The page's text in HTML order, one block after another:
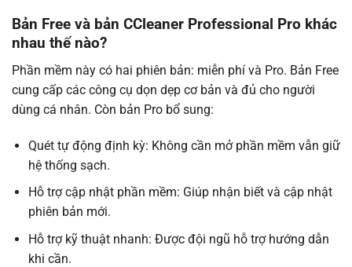
Bản Free và bản CCleaner Professional Pro khác
nhau thế nào?
Phần mềm này có hai phiên bản: miễn phí và Pro. Bản Free
cung cấp các công cụ dọn dẹp cơ bản và đủ cho người
dùng cá nhân. Còn bản Pro bổ sung:
Quét tự động định kỳ: Không cần mở phần mềm vẫn giữ
hệ thống sạch.
Hỗ trợ cập nhật phần mềm: Giúp nhận biết và cập nhật
phiên bản mới.
Hỗ trợ kỹ thuật nhanh: Được đội ngũ hỗ trợ hướng dẫn
khi cần.